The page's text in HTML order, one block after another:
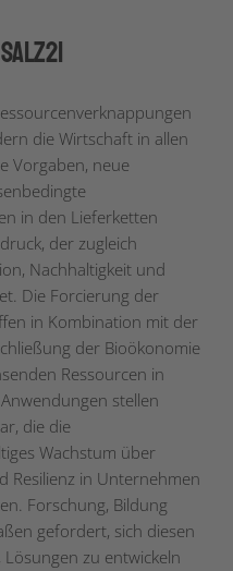
die Wirtschaft in allen
Vorgaben, neue
in den Lieferketten
der zugleich
Nachhaltigkeit und
Die Forcierung der
in Kombination mit der
der Bioökonomie
Ressourcen in
stellen
die die
Wachstum über
Resilienz in Unternehmen
Forschung, Bildung
gefordert, sich diesen
zu entwickeln